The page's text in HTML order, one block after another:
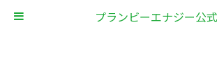
プランビーエナジー公式